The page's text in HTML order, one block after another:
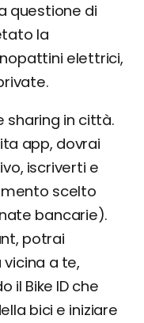
questione di
la
elettrici,
sharing in città.
app, dovrai
iscriverti e
scelto
bancarie).
potrai
a te,
il Bike ID che
bici e iniziare